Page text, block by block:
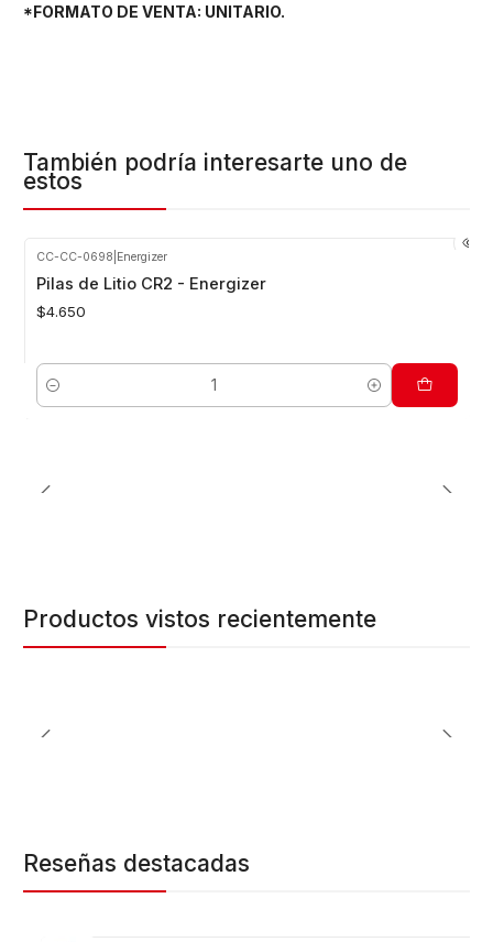
*FORMATO DE VENTA: UNITARIO.
También podría interesarte uno de
estos
CC-CC-0698 Energizer
Pilas de Litio CR2 - Energizer
$4.650
Cantidad
Productos vistos recientemente
Reseñas destacadas